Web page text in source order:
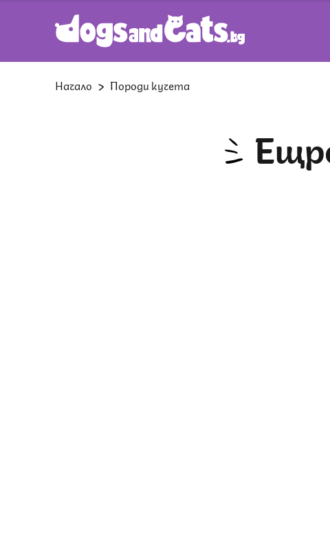
Начало Породи кучета